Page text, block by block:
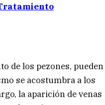
de los pezones, pueden
se acostumbra a los
la aparición de venas